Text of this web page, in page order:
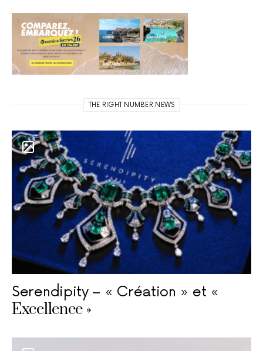
THE RIGHT NUMBER NEWS
Serendipity – « Création » et «
Excellence »